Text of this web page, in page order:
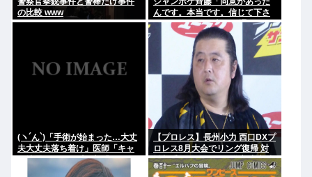
の比較 www
んです。本当です。信じて下さ
い」 ←何でこの主張が通らない
(ヽ´ん`)「手術が始まった…大丈
夫大丈夫落ち着け」医師「キャ
ー地震よー！」(;ﾟんﾟ)「！？」
【プロレス】長州小力 西口DXプ
ロレス8月大会でリング復帰 対
戦相手はクロちゃん 道交法違反
の疑いも不起訴に